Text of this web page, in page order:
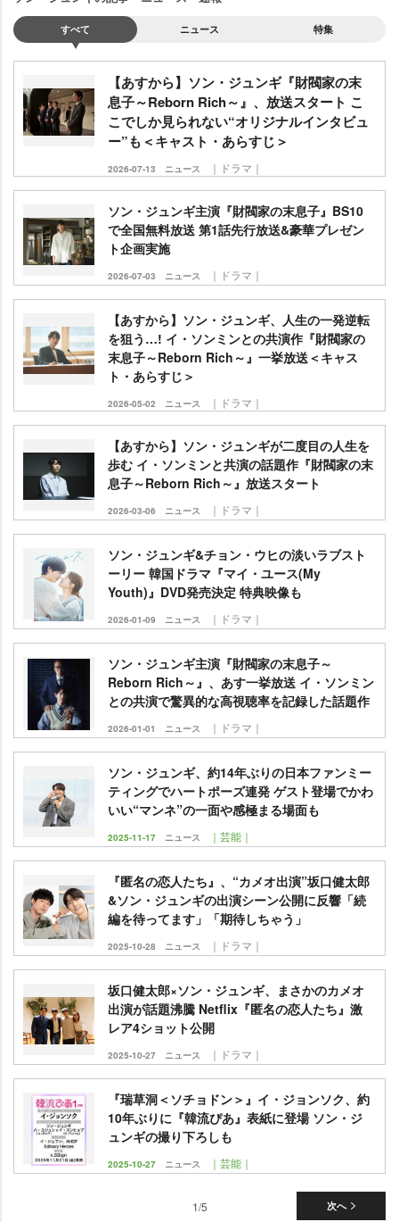
すべて ニュース 特集
【あすから】ソン・ジュンギ『財閥家の末
息子～Reborn Rich～』、放送スタート こ
こでしか見られない“オリジナルインタビュ
ー”も＜キャスト・あらすじ＞
2026-07-13 ニュース ｜ドラマ｜
ソン・ジュンギ主演『財閥家の末息子』BS10
で全国無料放送 第1話先行放送&豪華プレゼン
ト企画実施
2026-07-03 ニュース ｜ドラマ｜
【あすから】ソン・ジュンギ、人生の一発逆転
を狙う…! イ・ソンミンとの共演作『財閥家の
末息子～Reborn Rich～』一挙放送＜キャス
ト・あらすじ＞
2026-05-02 ニュース ｜ドラマ｜
【あすから】ソン・ジュンギが二度目の人生を
歩む イ・ソンミンと共演の話題作『財閥家の末
息子～Reborn Rich～』放送スタート
2026-03-06 ニュース ｜ドラマ｜
ソン・ジュンギ&チョン・ウヒの淡いラブスト
ーリー 韓国ドラマ『マイ・ユース(My
Youth)』DVD発売決定 特典映像も
2026-01-09 ニュース ｜ドラマ｜
ソン・ジュンギ主演『財閥家の末息子～
Reborn Rich～』、あす一挙放送 イ・ソンミン
との共演で驚異的な高視聴率を記録した話題作
2026-01-01 ニュース ｜ドラマ｜
ソン・ジュンギ、約14年ぶりの日本ファンミー
ティングでハートポーズ連発 ゲスト登場でかわ
いい“マンネ”の一面や感極まる場面も
2025-11-17 ニュース ｜芸能｜
『匿名の恋人たち』、“カメオ出演”坂口健太郎
&ソン・ジュンギの出演シーン公開に反響「続
編を待ってます」「期待しちゃう」
2025-10-28 ニュース ｜ドラマ｜
坂口健太郎×ソン・ジュンギ、まさかのカメオ
出演が話題沸騰 Netflix『匿名の恋人たち』激
レア4ショット公開
2025-10-27 ニュース ｜ドラマ｜
『瑞草洞＜ソチョドン＞』イ・ジョンソク、約
10年ぶりに『韓流ぴあ』表紙に登場 ソン・ジ
ュンギの撮り下ろしも
2025-10-27 ニュース ｜芸能｜
次へ
1/5